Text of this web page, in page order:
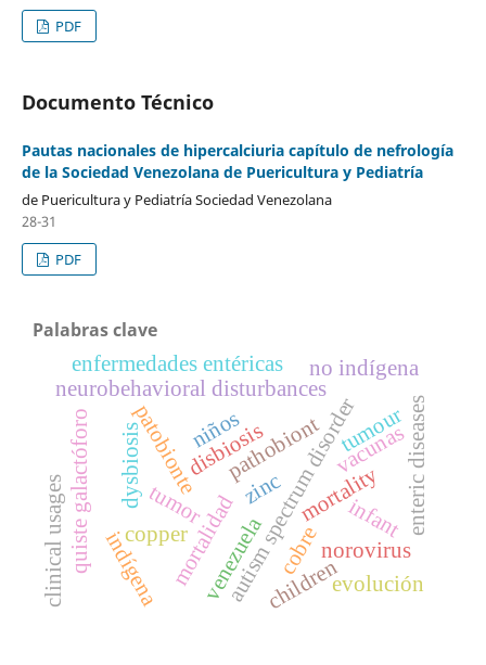
PDF
Documento Técnico
Pautas nacionales de hipercalciuria capítulo de nefrología
de la Sociedad Venezolana de Puericultura y Pediatría
de Puericultura y Pediatría Sociedad Venezolana
28-31
PDF
Palabras clave
cobre
zinc
disbiosis
patobionte autism spectrum disorder
copper
dysbiosis
neurobehavioral disturbances
pathobiont
mortalidad
indígena
no indígena
niños
venezuela
mortality
children
enfermedades entéricas
vacunas
norovirus
enteric diseases
quiste galactóforo tumor
tumour
infant
evolución
clinical usages